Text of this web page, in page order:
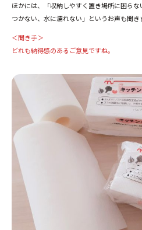
ほかには、「収納しやすく置き場所に困ら
つかない、水に濡れない」というお声も聞き
＜聞き手＞
どれも納得感のあるご意見ですね。